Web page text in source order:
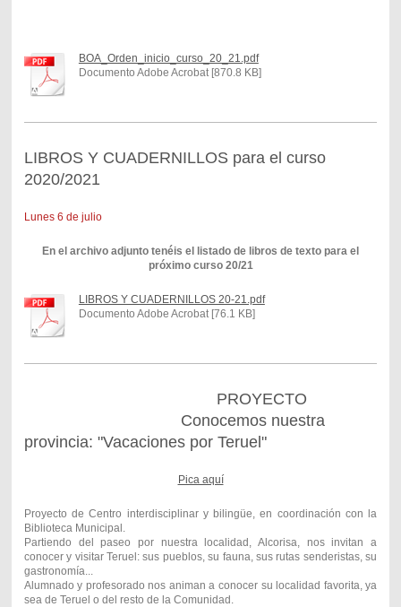
BOA_Orden_inicio_curso_20_21.pdf
Documento Adobe Acrobat [870.8 KB]
LIBROS Y CUADERNILLOS para el curso
2020/2021
Lunes 6 de julio
En el archivo adjunto tenéis el listado de libros de texto para el
próximo curso 20/21
LIBROS Y CUADERNILLOS 20-21.pdf
Documento Adobe Acrobat [76.1 KB]
PROYECTO
Conocemos nuestra
provincia: "Vacaciones por Teruel"
Pica aquí
Proyecto de Centro interdisciplinar y bilingüe, en coordinación con la
Biblioteca Municipal.
Partiendo del paseo por nuestra localidad, Alcorisa, nos invitan a
conocer y visitar Teruel: sus pueblos, su fauna, sus rutas senderistas, su
gastronomía...
Alumnado y profesorado nos animan a conocer su localidad favorita, ya
sea de Teruel o del resto de la Comunidad.